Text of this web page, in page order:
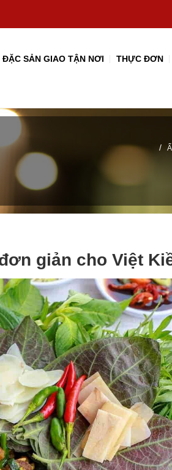
ĐẶC SẢN GIAO TẬN NƠI THỰC ĐƠN
/
giản cho Việt